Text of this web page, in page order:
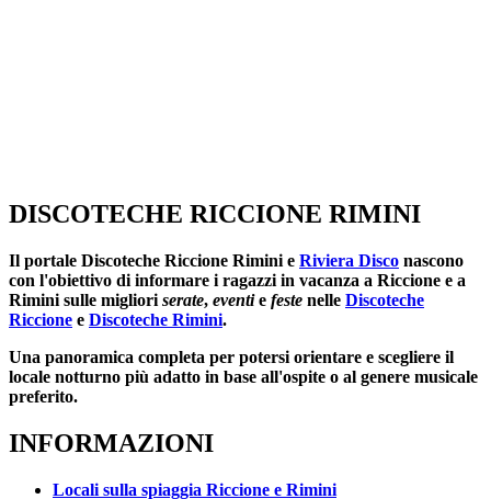
DISCOTECHE RICCIONE RIMINI
Il portale Discoteche Riccione Rimini e Riviera Disco nascono
con l'obiettivo di informare i ragazzi in vacanza a Riccione e a
Rimini sulle migliori serate, eventie feste nelle Discoteche
Riccione e Discoteche Rimini.
Una panoramica completa per potersi orientare e scegliere il
locale notturno più adatto in base all'ospite o al genere musicale
preferito.
INFORMAZIONI
Locali sulla spiaggia Riccione e Rimini